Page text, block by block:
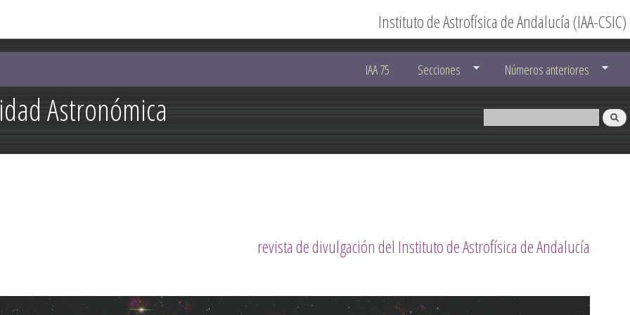
contenido
principal
Astronómica
Instituto de Astrofísica de Andalucía (IAA-CSIC)
IAA 75 Secciones Números anteriores
revista de divulgación del Instituto de Astrofísica de Andalucía